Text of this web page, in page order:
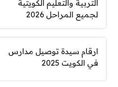
التربية والتعليم الكويتية
لجميع المراحل 2026
ارقام سيدة توصيل مدارس
في الكويت 2025